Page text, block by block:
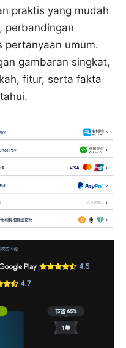
praktis yang mudah
perbandingan
pertanyaan umum.
gambaran singkat,
fitur, serta fakta